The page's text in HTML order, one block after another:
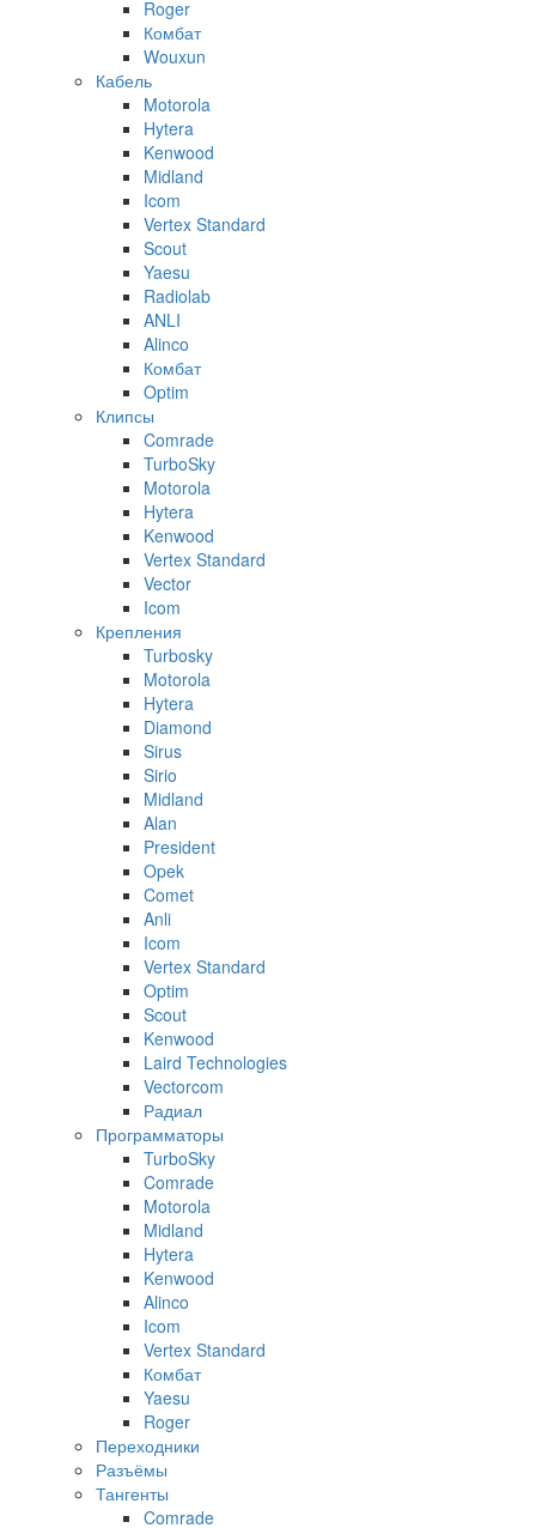
Roger
Комбат
Wouxun
Кабель
Motorola
Hytera
Kenwood
Midland
Icom
Vertex Standard
Scout
Yaesu
Radiolab
ANLI
Alinco
Комбат
Optim
Клипсы
Comrade
TurboSky
Motorola
Hytera
Kenwood
Vertex Standard
Vector
Icom
Крепления
Turbosky
Motorola
Hytera
Diamond
Sirus
Sirio
Midland
Alan
President
Opek
Comet
Anli
Icom
Vertex Standard
Optim
Scout
Kenwood
Laird Technologies
Vectorcom
Радиал
Программаторы
TurboSky
Comrade
Motorola
Midland
Hytera
Kenwood
Alinco
Icom
Vertex Standard
Комбат
Yaesu
Roger
Переходники
Разъёмы
Тангенты
Comrade